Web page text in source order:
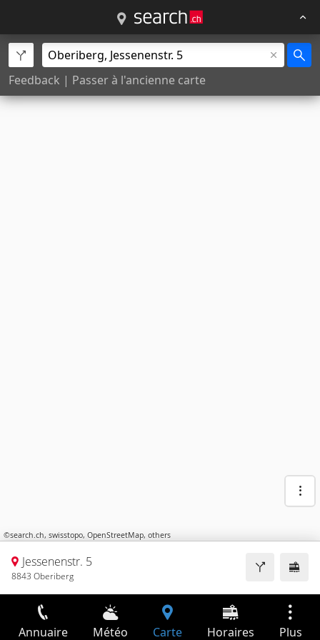
Feedback | Passer à l'ancienne carte
©search.ch, swisstopo, OpenStreetMap, others
Jessenenstr. 5
8843 Oberiberg
Annuaire Météo Carte Horaires Plus